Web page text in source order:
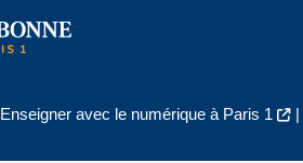
Enseigner avec le numérique à Paris 1 |